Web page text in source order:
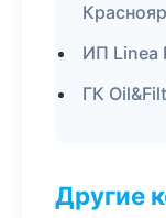
ИП Linea
ГК
Другие